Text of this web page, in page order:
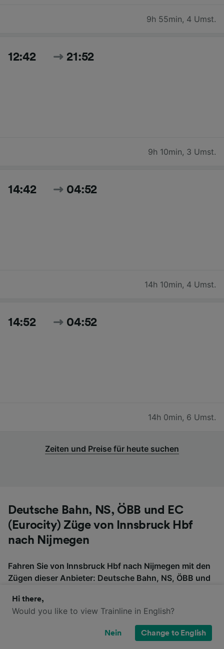
9h 55min, 4 Umst.
12:42 21:52
9h 10min, 3 Umst.
14:42 04:52
14h 10min, 4 Umst.
14:52 04:52
14h 0min, 6 Umst.
Zeiten und Preise für heute suchen
Deutsche Bahn, NS, ÖBB und EC
(Eurocity) Züge von Innsbruck Hbf
nach Nijmegen
Fahren Sie von Innsbruck Hbf nach Nijmegen mit den
Zügen dieser Anbieter: Deutsche Bahn, NS, ÖBB und
möglicherweise nicht direkt von Innsbruck Hbf nach
Nijmegen fahren, also überprüfen Sie, ob Sie auf der
Fahrt umsteigen müssen, wenn Sie nach Tickets
Hi there,
Would you like to view Trainline in English?
Nein Change to English